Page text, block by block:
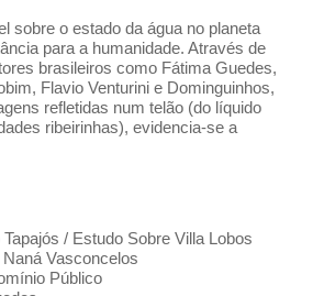
sobre o estado da água no planeta
para a humanidade. Através de
brasileiros como Fátima Guedes,
Flavio Venturini e Dominguinhos,
refletidas num telão (do líquido
ribeirinhas), evidencia-se a
/ Estudo Sobre Villa Lobos
Vasconcelos
Público